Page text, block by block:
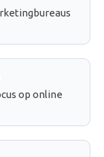
op online